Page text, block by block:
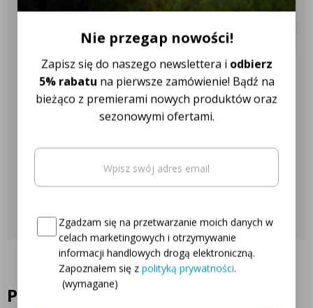
ciągników
Nasza obsługa klienta jest do
Twojej dyspozycji!
Najczęściej zadawane pytania
Podobne produkty
Nie przegap nowości!
Zapisz się do naszego newslettera i odbierz
5% rabatu na pierwsze zamówienie! Bądź na
bieżąco z premierami nowych produktów oraz
sezonowymi ofertami.
Email
Consent (wymagane)
Zgadzam się na przetwarzanie moich danych w
celach marketingowych i otrzymywanie
informacji handlowych drogą elektroniczną.
Zapoznałem się z polityką prywatności.
(wymagane)
Oto Twój kod zniżkowy na